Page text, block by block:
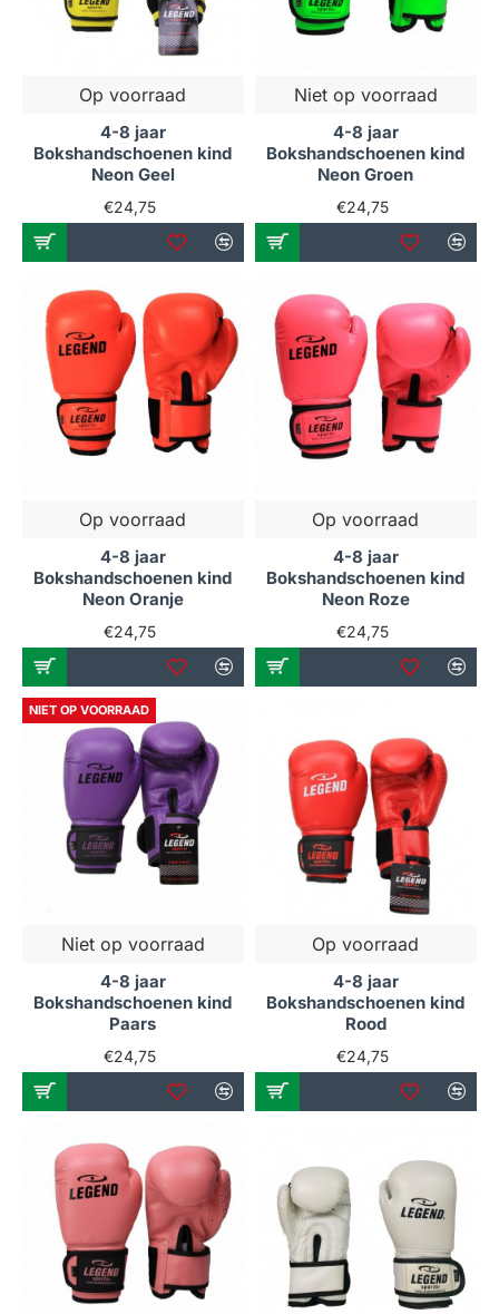
Op voorraad
4-8 jaar
Bokshandschoenen kind
Neon Geel
€24,75
Niet op voorraad
4-8 jaar
Bokshandschoenen kind
Neon Groen
€24,75
Op voorraad
4-8 jaar
Bokshandschoenen kind
Neon Oranje
€24,75
Op voorraad
4-8 jaar
Bokshandschoenen kind
Neon Roze
€24,75
NIET OP VOORRAAD
Niet op voorraad
4-8 jaar
Bokshandschoenen kind
Paars
€24,75
Op voorraad
4-8 jaar
Bokshandschoenen kind
Rood
€24,75